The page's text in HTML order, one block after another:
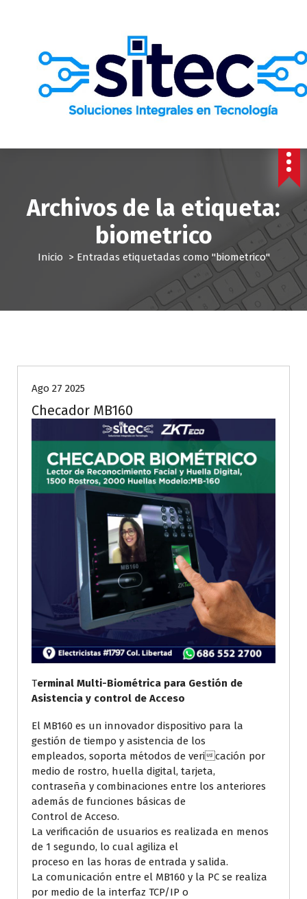
Archivos de la etiqueta:
biometrico
Inicio > Entradas etiquetadas como "biometrico"
Ago 27 2025
Checador MB160
Terminal Multi-Biométrica para Gestión de
Asistencia y control de Acceso
El MB160 es un innovador dispositivo para la
gestión de tiempo y asistencia de los
empleados, soporta métodos de vericación por
medio de rostro, huella digital, tarjeta,
contraseña y combinaciones entre los anteriores
además de funciones básicas de
Control de Acceso.
La verificación de usuarios es realizada en menos
de 1 segundo, lo cual agiliza el
proceso en las horas de entrada y salida.
La comunicación entre el MB160 y la PC se realiza
por medio de la interfaz TCP/IP o